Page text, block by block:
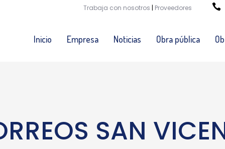
Trabaja con nosotros | Proveedores
Inicio Empresa Noticias Obra pública
SAN